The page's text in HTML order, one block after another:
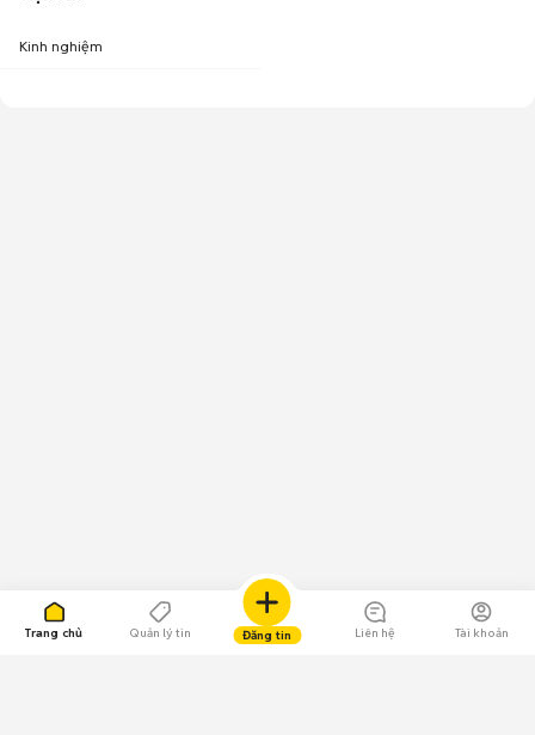
Trang chủ Quản lý tin Đăng tin Liên hệ Tài khoản
Kinh nghiệm